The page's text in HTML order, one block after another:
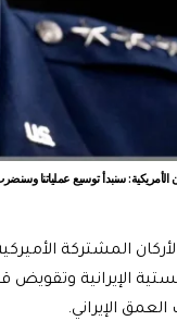
الأمريكية: سنبدأ توسيع عملياتنا
المشتركة
الإيرانية
الإيراني.